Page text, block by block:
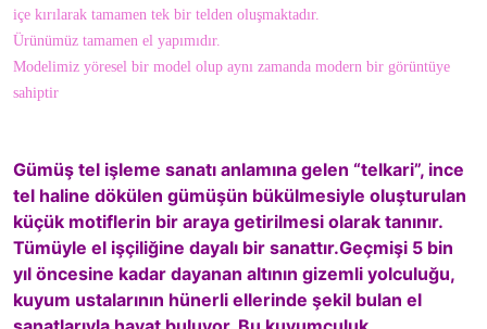
içe kırılarak tamamen tek bir telden oluşmaktadır.
Ürünümüz tamamen el yapımıdır.
Modelimiz yöresel bir model olup aynı zamanda modern bir görüntüye
sahiptir
Gümüş tel işleme sanatı anlamına gelen “telkari”, ince
tel haline dökülen gümüşün bükülmesiyle oluşturulan
küçük motiflerin bir araya getirilmesi olarak tanınır.
Tümüyle el işçiliğine dayalı bir sanattır.Geçmişi 5 bin
yıl öncesine kadar dayanan altının gizemli yolculuğu,
kuyum ustalarının hünerli ellerinde şekil bulan el